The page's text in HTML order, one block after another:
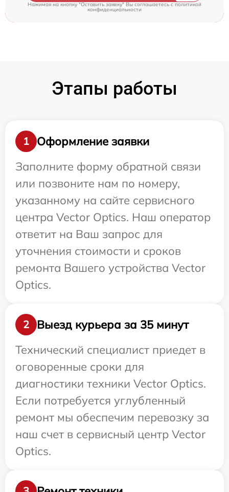
Нажимая на кнопку "Оставить заявку" Вы соглашаетесь c политикой
конфиденциальности
Этапы работы
1
Оформление заявки
Заполните форму обратной связи
или позвоните нам по номеру,
указанному на сайте сервисного
центра Vector Optics. Наш оператор
ответит на Ваш запрос для
уточнения стоимости и сроков
ремонта Вашего устройства Vector
Optics.
2
Выезд курьера за 35 минут
Технический специалист приедет в
оговоренные сроки для
диагностики техники Vector Optics.
Если потребуется углубленный
ремонт мы обеспечим перевозку за
наш счет в сервисный центр Vector
Optics.